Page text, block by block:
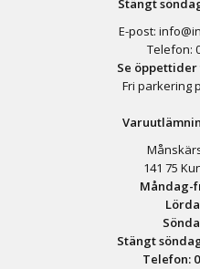
Stängt
E-post:
Telefon:
Se
Fri parkering
141 75
Måndag-
Stängt
Telefon: